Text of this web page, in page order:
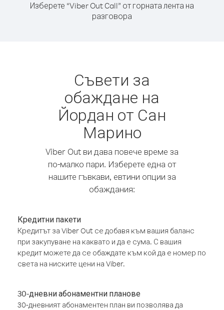
Изберете “Viber Out Call” от горната лента на
разговора
Съвети за
обаждане на
Йордан от Сан
Марино
Viber Out ви дава повече време за
по-малко пари. Изберете една от
нашите гъвкави, евтини опции за
обаждания:
Кредитни пакети
Кредитът за Viber Out се добавя към вашия баланс
при закупуване на каквато и да е сума. С вашия
кредит можете да се обаждате към кой да е номер по
света на ниските цени на Viber.
30-дневни абонаментни планове
30-дневният абонаментен план ви позволява да